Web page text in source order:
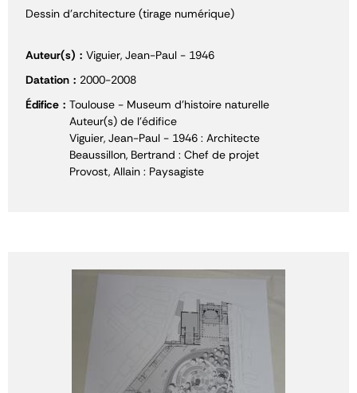
Dessin d'architecture (tirage numérique)
Auteur(s)
Viguier, Jean-Paul - 1946
Datation
2000-2008
Édifice
Toulouse - Museum d'histoire naturelle
Auteur(s) de l'édifice
Viguier, Jean-Paul - 1946 : Architecte
Beaussillon, Bertrand : Chef de projet
Provost, Allain : Paysagiste